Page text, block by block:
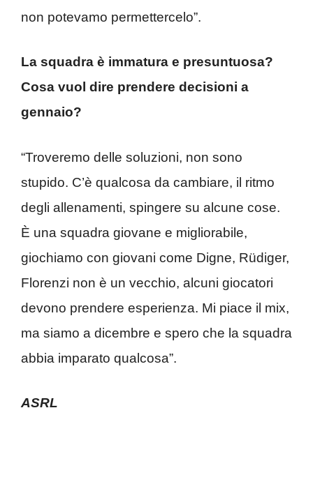
non potevamo permettercelo”.
La squadra è immatura e presuntuosa?
Cosa vuol dire prendere decisioni a
gennaio?
“Troveremo delle soluzioni, non sono
stupido. C’è qualcosa da cambiare, il ritmo
degli allenamenti, spingere su alcune cose.
È una squadra giovane e migliorabile,
giochiamo con giovani come Digne, Rüdiger,
Florenzi non è un vecchio, alcuni giocatori
devono prendere esperienza. Mi piace il mix,
ma siamo a dicembre e spero che la squadra
abbia imparato qualcosa”.
ASRL